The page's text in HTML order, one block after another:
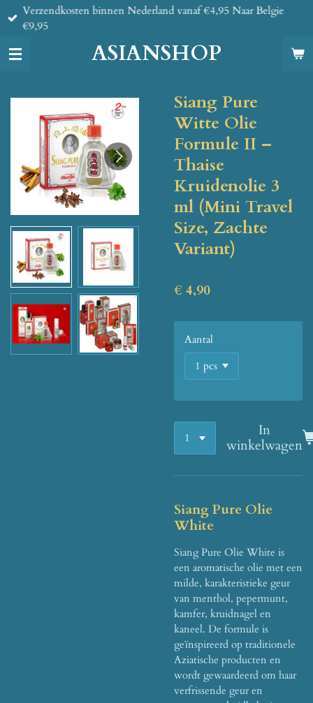
Ga
direct
de
ASIANSHOP
Verzendkosten binnen Nederland vanaf €4,95 Naar Belgie
€9,95
Siang Pure
Witte Olie
Formule II –
Thaise
Kruidenolie 3
ml (Mini Travel
Size, Zachte
Variant)
€ 4,90
Aantal
In
winkelwagen
Siang Pure Olie
White
Siang Pure Olie White is
een aromatische olie met een
milde, karakteristieke geur
van menthol, pepermunt,
kamfer, kruidnagel en
kaneel. De formule is
geïnspireerd op traditionele
Aziatische producten en
wordt gewaardeerd om haar
verfrissende geur en